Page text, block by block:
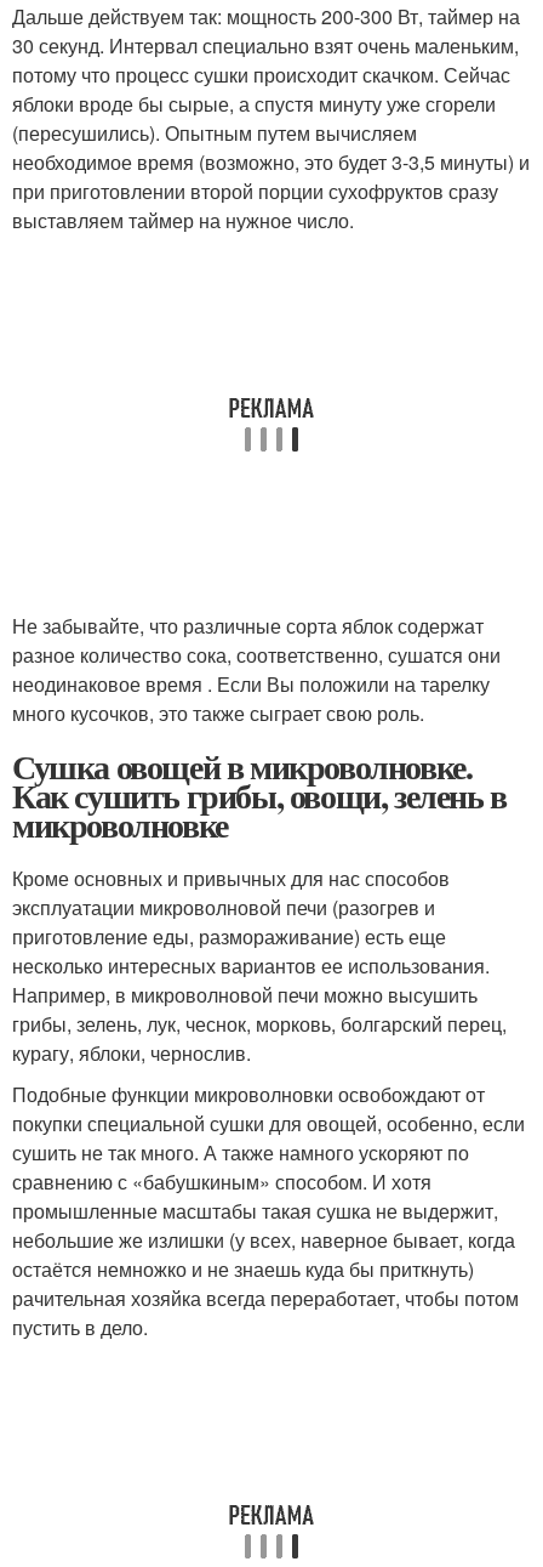
Дальше действуем так: мощность 200-300 Вт, таймер на
30 секунд. Интервал специально взят очень маленьким,
потому что процесс сушки происходит скачком. Сейчас
яблоки вроде бы сырые, а спустя минуту уже сгорели
(пересушились). Опытным путем вычисляем
необходимое время (возможно, это будет 3-3,5 минуты) и
при приготовлении второй порции сухофруктов сразу
выставляем таймер на нужное число.
Не забывайте, что различные сорта яблок содержат
разное количество сока, соответственно, сушатся они
неодинаковое время . Если Вы положили на тарелку
много кусочков, это также сыграет свою роль.
Сушка овощей в микроволновке.
Как сушить грибы, овощи, зелень в
микроволновке
Кроме основных и привычных для нас способов
эксплуатации микроволновой печи (разогрев и
приготовление еды, размораживание) есть еще
несколько интересных вариантов ее использования.
Например, в микроволновой печи можно высушить
грибы, зелень, лук, чеснок, морковь, болгарский перец,
курагу, яблоки, чернослив.
Подобные функции микроволновки освобождают от
покупки специальной сушки для овощей, особенно, если
сушить не так много. А также намного ускоряют по
сравнению с «бабушкиным» способом. И хотя
промышленные масштабы такая сушка не выдержит,
небольшие же излишки (у всех, наверное бывает, когда
остаётся немножко и не знаешь куда бы приткнуть)
рачительная хозяйка всегда переработает, чтобы потом
пустить в дело.